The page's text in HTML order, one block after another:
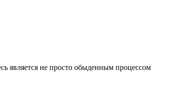
является не просто обыденным процессом